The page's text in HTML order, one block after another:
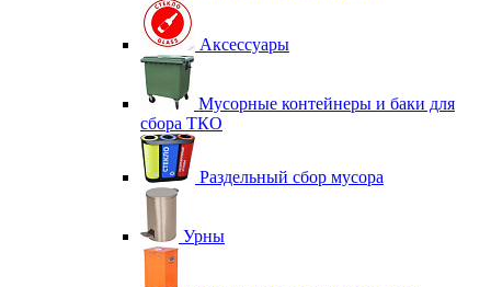
Аксессуары
Мусорные контейнеры и баки для
сбора ТКО
Раздельный сбор мусора
Урны